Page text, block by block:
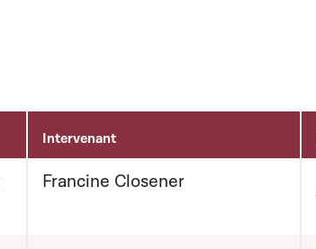
Intervenant
Francine Closener